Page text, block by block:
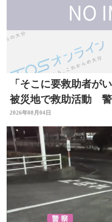
「そこに要救助者が
被災地で救助活動
る 大分
2026年08月04日